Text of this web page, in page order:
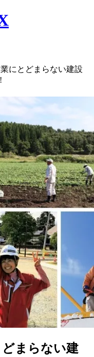
業にとどまらない建設
どまらない建